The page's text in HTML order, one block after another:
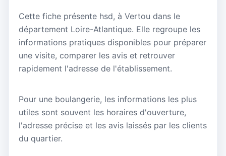
Cette fiche présente hsd, à Vertou dans le
département Loire-Atlantique. Elle regroupe les
informations pratiques disponibles pour préparer
une visite, comparer les avis et retrouver
rapidement l'adresse de l'établissement.
Pour une boulangerie, les informations les plus
utiles sont souvent les horaires d'ouverture,
l'adresse précise et les avis laissés par les clients
du quartier.